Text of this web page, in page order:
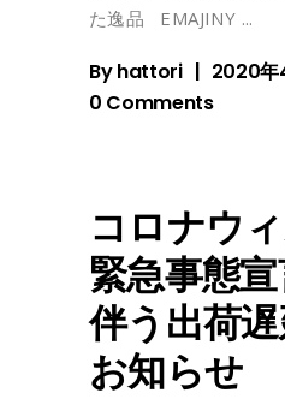
た逸品 EMAJINY
Byhattori
2020年
0 Comments
コロナウ
緊急事態
伴う出荷
お知らせ